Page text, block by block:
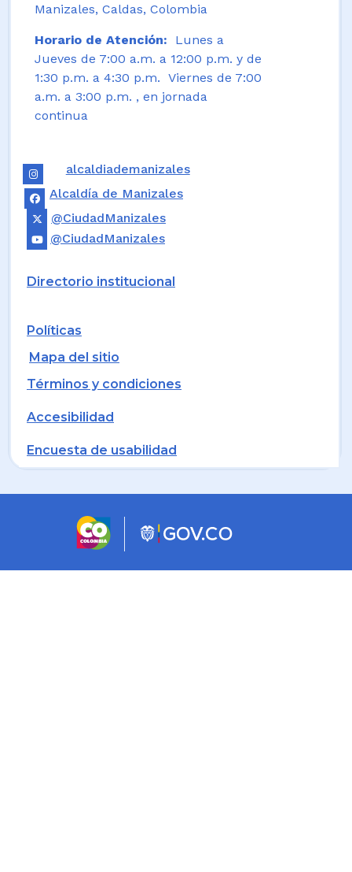
Manizales, Caldas, Colombia
Horario de Atención: Lunes a
Jueves de 7:00 a.m. a 12:00 p.m. y de
1:30 p.m. a 4:30 p.m. Viernes de 7:00
a.m. a 3:00 p.m. , en jornada
continua
alcaldiademanizales
Alcaldía de Manizales
@CiudadManizales
@CiudadManizales
Directorio institucional
Políticas
Mapa del sitio
Términos y condiciones
Accesibilidad
Encuesta de usabilidad